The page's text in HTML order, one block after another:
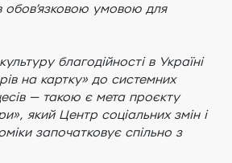
обовʼязковою умовою для
благодійності в Україні
на картку» до системних
— такою є мета проєкту
який Центр соціальних змін і
започатковує спільно з